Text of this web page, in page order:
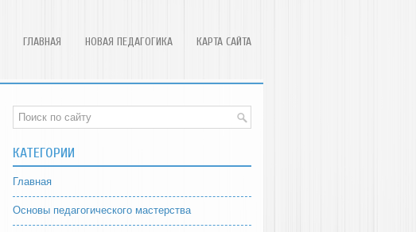
ГЛАВНАЯ НОВАЯ ПЕДАГОГИКА КАРТА САЙТА
КАТЕГОРИИ
Главная
Основы педагогического мастерства